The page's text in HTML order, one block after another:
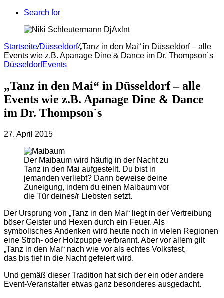
Search for
Startseite/Düsseldorf/„Tanz in den Mai“ in Düsseldorf – alle
Events wie z.B. Apanage Dine & Dance im Dr. Thompson´s
DüsseldorfEvents
„Tanz in den Mai“ in Düsseldorf – alle
Events wie z.B. Apanage Dine & Dance
im Dr. Thompson´s
27. April 2015
Der Maibaum wird häufig in der Nacht zu
Tanz in den Mai aufgestellt. Du bist in
jemanden verliebt? Dann beweise deine
Zuneigung, indem du einen Maibaum vor
die Tür deines/r Liebsten setzt.
Der Ursprung von „Tanz in den Mai“ liegt in der Vertreibung
böser Geister und Hexen durch ein Feuer. Als
symbolisches Andenken wird heute noch in vielen Regionen
eine Stroh- oder Holzpuppe verbrannt. Aber vor allem gilt
„Tanz in den Mai“ nach wie vor als echtes Volksfest,
das bis tief in die Nacht gefeiert wird.
Und gemäß dieser Tradition hat sich der ein oder andere
Event-Veranstalter etwas ganz besonderes ausgedacht.